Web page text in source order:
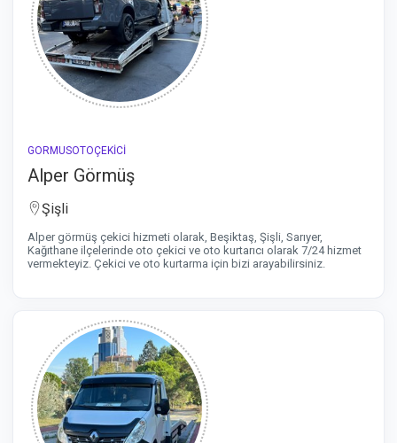
GORMUSOTOÇEKİCİ
Alper Görmüş
Şişli
Alper görmüş çekici hizmeti olarak, Beşiktaş, Şişli, Sarıyer,
Kağıthane ilçelerinde oto çekici ve oto kurtarıcı olarak 7/24 hizmet
vermekteyiz. Çekici ve oto kurtarma için bizi arayabilirsiniz.